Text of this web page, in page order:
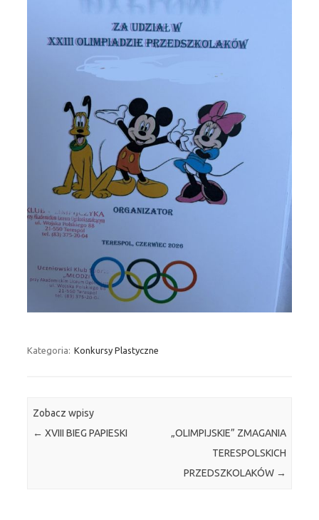
Kategoria: Konkursy Plastyczne
Zobacz wpisy
← XVIII BIEG PAPIESKI
„OLIMPIJSKIE” ZMAGANIA
TERESPOLSKICH
PRZEDSZKOLAKÓW →